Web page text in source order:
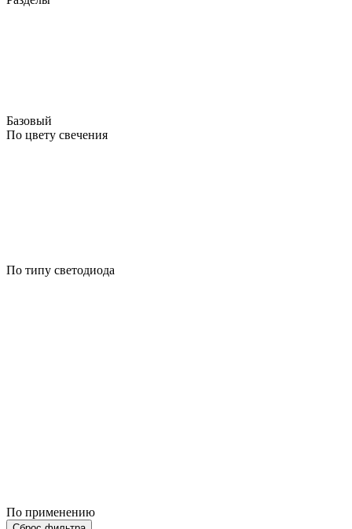
Базовый
По цвету свечения
По типу светодиода
По применению